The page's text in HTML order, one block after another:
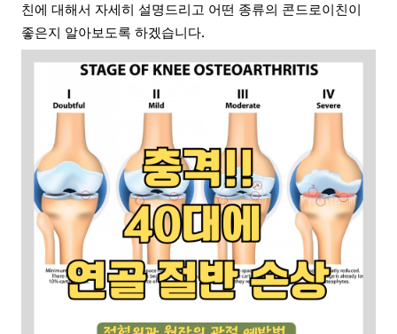
친에 대해서 자세히 설명드리고 어떤 종류의 콘드로이친이
좋은지 알아보도록 하겠습니다.